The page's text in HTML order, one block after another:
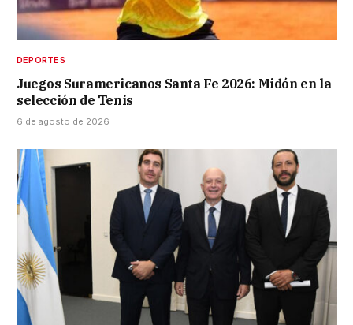
DEPORTES
Juegos Suramericanos Santa Fe 2026: Midón en la
selección de Tenis
6 de agosto de 2026